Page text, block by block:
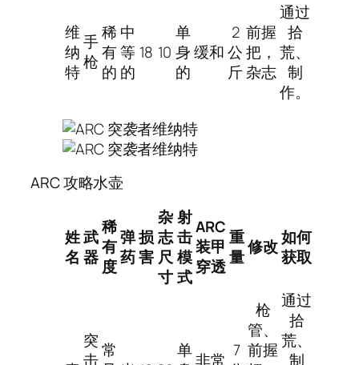
维
纳
特
手
枪
稀
有
的
中
等
的
18 10
单
身
的
缓和
2
公
斤
前握
把，
杂志
通过
拾
荒、
制
作。
ARC 攻略水壶
姓
名
武
器
稀
有
度
弹
药
损
害
杂
志
尺
寸
射
击
模
式
ARC
装甲
穿透
重
量修改如何
获取
突
击常
单非常 7
枪
管、
前握
通过
拾
荒、
制